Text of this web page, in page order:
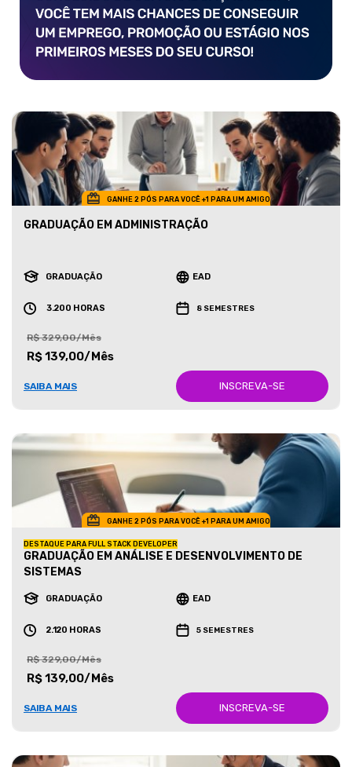
GANHE 2 PÓS PARA VOCÊ +1 PARA UM AMIGO
GRADUAÇÃO EM ADMINISTRAÇÃO
GRADUAÇÃO EAD
3.200 HORAS 8 SEMESTRES
R$ 329,00/Mês
R$ 139,00/Mês
SAIBA MAIS INSCREVA-SE
GANHE 2 PÓS PARA VOCÊ +1 PARA UM AMIGO
DESTAQUE PARA FULL STACK DEVELOPER
GRADUAÇÃO EM ANÁLISE E DESENVOLVIMENTO DE
SISTEMAS
GRADUAÇÃO EAD
2.120 HORAS 5 SEMESTRES
R$ 329,00/Mês
R$ 139,00/Mês
SAIBA MAIS INSCREVA-SE